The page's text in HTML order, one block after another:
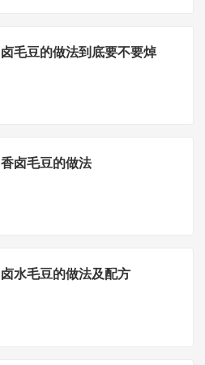
卤毛豆的做法到底要不要焯
香卤毛豆的做法
卤水毛豆的做法及配方